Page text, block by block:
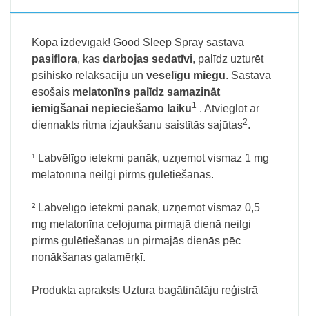
Kopā izdevīgāk! Good Sleep Spray sastāvā
pasiflora, kas darbojas sedatīvi, palīdz uzturēt
psihisko relaksāciju un veselīgu miegu. Sastāvā
esošais melatonīns palīdz samazināt
iemigšanai nepieciešamo laiku1 . Atvieglot ar
diennakts ritma izjaukšanu saistītās sajūtas2.
¹ Labvēlīgo ietekmi panāk, uzņemot vismaz 1 mg
melatonīna neilgi pirms gulētiešanas.
² Labvēlīgo ietekmi panāk, uzņemot vismaz 0,5
mg melatonīna ceļojuma pirmajā dienā neilgi
pirms gulētiešanas un pirmajās dienās pēc
nonākšanas galamērķī.
Produkta apraksts Uztura bagātinātāju reģistrā